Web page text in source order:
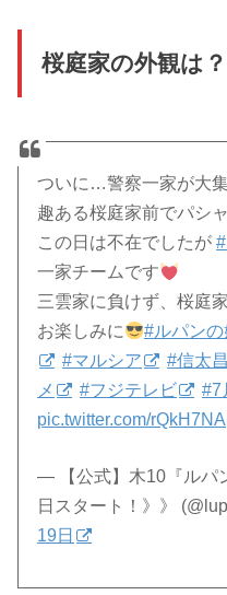
桜庭家の外観は？
ついに…警察一家が大
趣ある桜庭家前でパシ
この日は不在でしたが
一家チームです
三雲家に負けず、桜庭
お楽しみに
#ルパンの
#マルシア
#信太
メ
#フジテレビ #7
pic.twitter.com/
— 【公式】木10『ルパ
日スタート！》》
19日